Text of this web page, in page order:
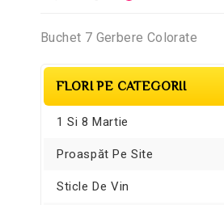
Buchet 7 Gerbere Colorate
FLORI PE CATEGORII
1 Si 8 Martie
Proaspăt Pe Site
Sticle De Vin